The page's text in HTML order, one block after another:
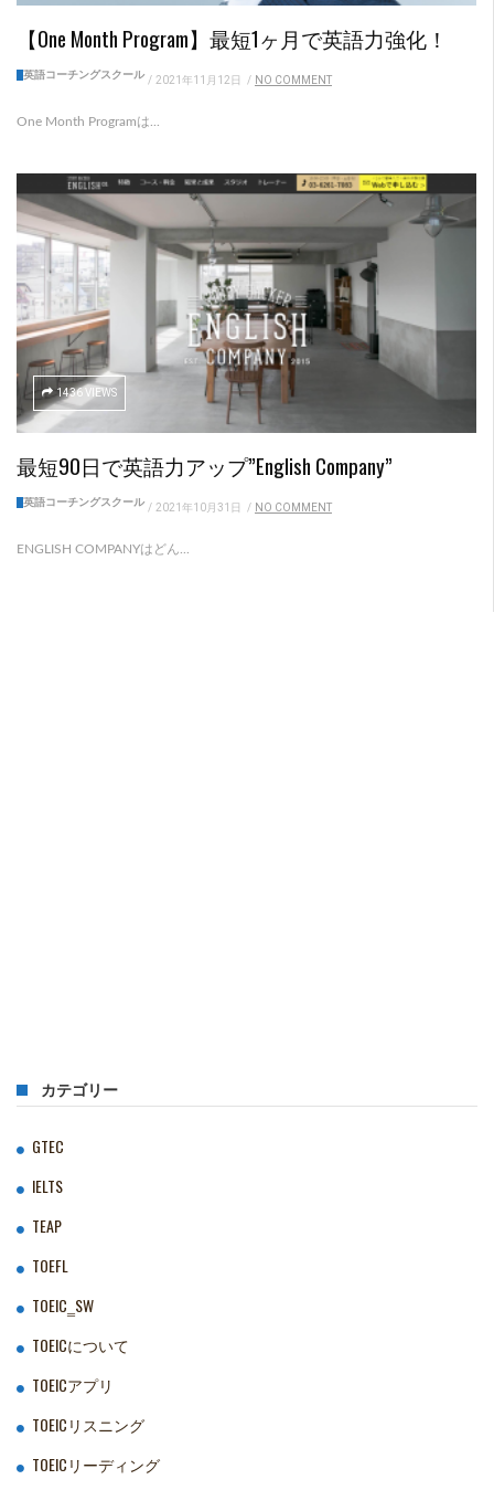
【One Month Program】最短1ヶ月で英語力強化！
英語コーチングスクール / 2021年11月12日 / NO COMMENT
One Month Programは...
1436 VIEWS
最短90日で英語力アップ”English Company”
英語コーチングスクール / 2021年10月31日 / NO COMMENT
ENGLISH COMPANYはどん...
カテゴリー
GTEC
IELTS
TEAP
TOEFL
TOEIC‗SW
TOEICについて
TOEICアプリ
TOEICリスニング
TOEICリーディング